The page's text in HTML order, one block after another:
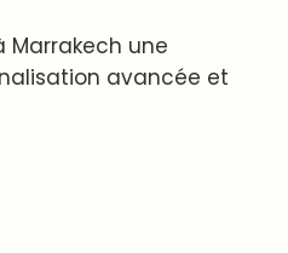
Marrakech une
avancée et